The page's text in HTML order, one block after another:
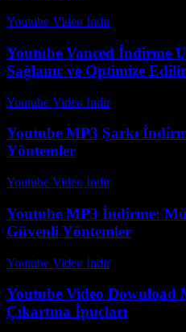
Youtube Video İndir-
Youtube Vanced İndirme
Sağlanır ve Optimize Edilir
Youtube Video İndir-
Youtube MP3 Şarkı
Yöntemler
Youtube Video İndir-
Youtube MP3 İndirme:
Güvenli Yöntemler
Youtube Video İndir-
Youtube Video Download
Çıkartma İpuçları